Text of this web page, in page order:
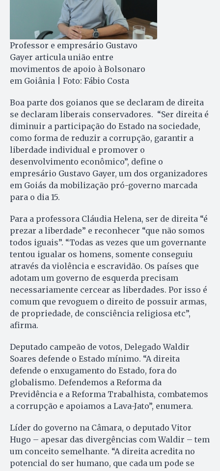
Professor e empresário Gustavo
Gayer articula união entre
movimentos de apoio à Bolsonaro
em Goiânia | Foto: Fábio Costa
Boa parte dos goianos que se declaram de direita
se declaram liberais conservadores. “Ser direita é
diminuir a participação do Estado na sociedade,
como forma de reduzir a corrupção, garantir a
liberdade individual e promover o
desenvolvimento econômico”, define o
empresário Gustavo Gayer, um dos organizadores
em Goiás da mobilização pró-governo marcada
para o dia 15.
Para a professora Cláudia Helena, ser de direita “é
prezar a liberdade” e reconhecer “que não somos
todos iguais”. “Todas as vezes que um governante
tentou igualar os homens, somente conseguiu
através da violência e escravidão. Os países que
adotam um governo de esquerda precisam
necessariamente cercear as liberdades. Por isso é
comum que revoguem o direito de possuir armas,
de propriedade, de consciência religiosa etc”,
afirma.
Deputado campeão de votos, Delegado Waldir
Soares defende o Estado mínimo. “A direita
defende o enxugamento do Estado, fora do
globalismo. Defendemos a Reforma da
Previdência e a Reforma Trabalhista, combatemos
a corrupção e apoiamos a Lava-Jato”, enumera.
Líder do governo na Câmara, o deputado Vitor
Hugo – apesar das divergências com Waldir – tem
um conceito semelhante. “A direita acredita no
potencial do ser humano, que cada um pode se